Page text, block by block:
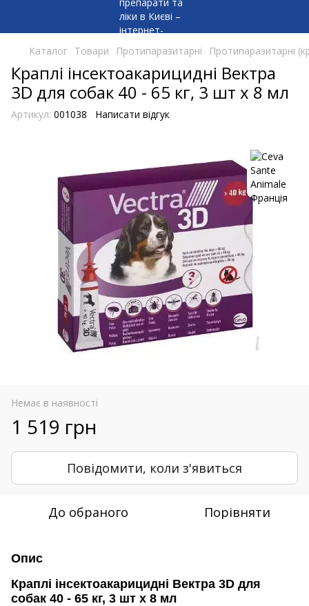
Каталог Товари Протипаразитарні Протипаразитарні
Краплі інсектоакарицидні Вектра
3D для собак 40 - 65 кг, 3 шт х 8 мл
Артикул: 001038 Написати відгук
Немає в наявності
1 519 грн
Повідомити, коли з'явиться
До обраного Порівняти
Опис
Краплі інсектоакарицидні Вектра 3D для
собак 40 - 65 кг, 3 шт х 8 мл